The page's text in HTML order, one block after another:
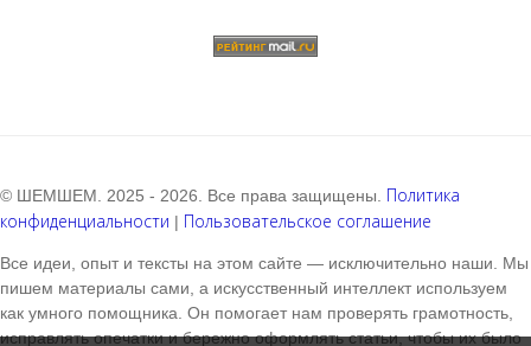
© ШЕМШЕМ. 2025 - 2026. Все права защищены. Политика
конфиденциальности | Пользовательское соглашение
Все идеи, опыт и тексты на этом сайте — исключительно наши. Мы
пишем материалы сами, а искусственный интеллект используем
как умного помощника. Он помогает нам проверять грамотность,
исправлять опечатки и бережно оформлять статьи, чтобы их было